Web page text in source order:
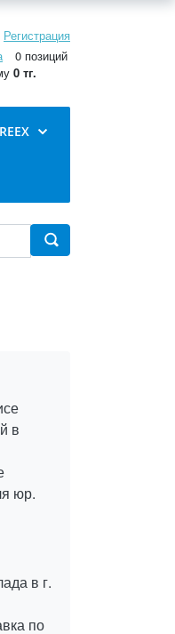
Регистрация
0 позиций
0 тг.
в
юр.
в г.
по